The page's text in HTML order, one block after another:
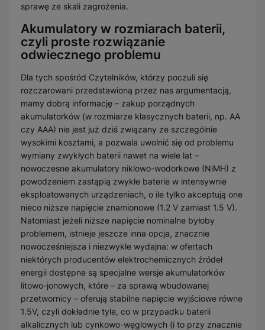
sprawę ze skali zagrożenia.
Akumulatory w rozmiarach baterii,
czyli proste rozwiązanie
odwiecznego problemu
Dla tych spośród Czytelników, którzy poczuli się
rozczarowani przedstawioną przez nas argumentacją,
mamy dobrą informację – zakup porządnych
akumulatorków (w rozmiarze klasycznych baterii, np. AA
czy AAA) nie jest już dziś związany ze szczególnie
wysokimi kosztami, a pozwala uwolnić się od problemu
wymiany zwykłych baterii nawet na wiele lat –
nowoczesne akumulatory niklowo-wodorkowe (NiMH) z
powodzeniem zastąpią zwykłe baterie w intensywnie
eksploatowanych urządzeniach, o ile tylko akceptują one
nieco niższe napięcie znamionowe (1.2 V zamiast 1.5 V).
Natomiast jeżeli niższe napięcie nominalne byłoby
problemem, istnieje jeszcze inna opcja, znacznie
nowocześniejsza i niezwykle wydajna: w ofertach
niektórych producentów elektrochemicznych źródeł
energii dostępne są specjalne wersje akumulatorków
litowo-jonowych, które – za sprawą wbudowanej
przetwornicy – oferują stabilne napięcie wyjściowe równe
1.5V, czyli dokładnie tyle, co w przypadku baterii
alkalicznych lub cynkowo-węglowych (i to przy znacznie